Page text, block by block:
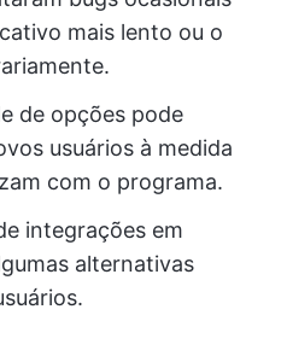
mais lento ou o
de opções pode
usuários à medida
com o programa.
integrações em
alternativas